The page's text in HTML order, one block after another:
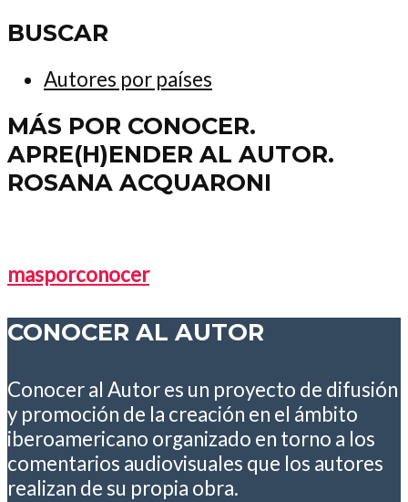
BUSCAR
Autores por países
MÁS POR CONOCER.
APRE(H)ENDER AL AUTOR.
ROSANA ACQUARONI
masporconocer
CONOCER AL AUTOR
Conocer al Autor es un proyecto de difusión
y promoción de la creación en el ámbito
iberoamericano organizado en torno a los
comentarios audiovisuales que los autores
realizan de su propia obra.